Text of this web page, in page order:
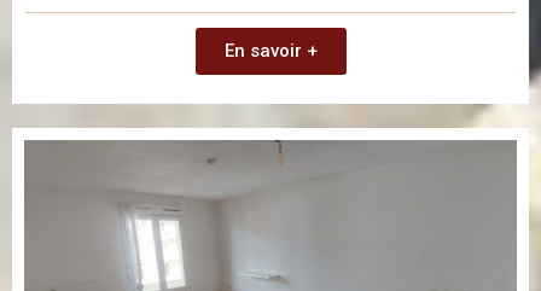
En savoir +